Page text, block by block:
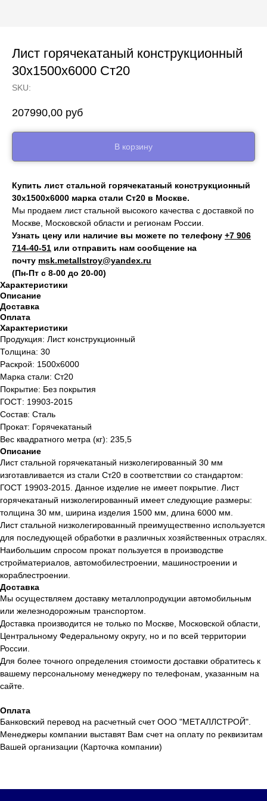
Лист горячекатаный конструкционный
30х1500х6000 Ст20
SKU:
207990,00 руб
В корзину
Купить лист стальной горячекатаный конструкционный
30х1500х6000 марка стали Ст20 в Москве.
Мы продаем лист стальной высокого качества с доставкой по
Москве, Московской области и регионам России.
Узнать цену или наличие вы можете по телефону +7 906
714‑40-51 или отправить нам сообщение на
почту msk.metallstroy@yandex.ru
(Пн-Пт с 8-00 до 20-00)
Характеристики
Описание
Доставка
Оплата
Характеристики
Продукция: Лист конструкционный
Толщина: 30
Раскрой: 1500х6000
Марка стали: Ст20
Покрытие: Без покрытия
ГОСТ: 19903-2015
Состав: Сталь
Прокат: Горячекатаный
Вес квадратного метра (кг): 235,5
Описание
Лист стальной горячекатаный низколегированный 30 мм
изготавливается из стали Ст20 в соответствии со стандартом:
ГОСТ 19903-2015. Данное изделие не имеет покрытие. Лист
горячекатаный низколегированный имеет следующие размеры:
толщина 30 мм, ширина изделия 1500 мм, длина 6000 мм.
Лист стальной низколегированный преимущественно используется
для последующей обработки в различных хозяйственных отраслях.
Наибольшим спросом прокат пользуется в производстве
стройматериалов, автомобилестроении, машиностроении и
кораблестроении.
Доставка
Мы осуществляем доставку металлопродукции автомобильным
или железнодорожным транспортом.
Доставка производится не только по Москве, Московской области,
Центральному Федеральному округу, но и по всей территории
России.
Для более точного определения стоимости доставки обратитесь к
вашему персональному менеджеру по телефонам, указанным на
сайте.
Оплата
Банковский перевод на расчетный счет ООО "МЕТАЛЛСТРОЙ".
Менеджеры компании выставят Вам счет на оплату по реквизитам
Вашей организации (Карточка компании)